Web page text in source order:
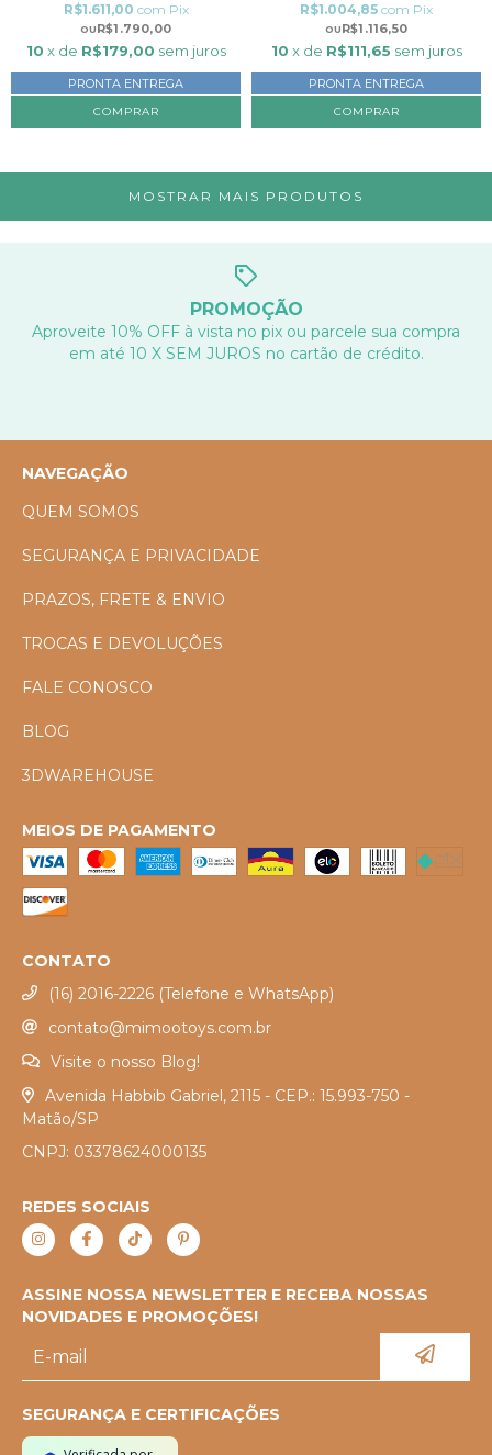
R$1.790,00
R$1.611,00 com Pix
10 x de R$179,00 sem juros
PRONTA ENTREGA
R$1.116,50
R$1.004,85 com Pix
10 x de R$111,65 sem juros
PRONTA ENTREGA
MOSTRAR MAIS PRODUTOS
PROMOÇÃO
Aproveite 10% OFF à vista no pix ou parcele sua compra
em até 10 X SEM JUROS no cartão de crédito.
NAVEGAÇÃO
QUEM SOMOS
SEGURANÇA E PRIVACIDADE
PRAZOS, FRETE & ENVIO
TROCAS E DEVOLUÇÕES
FALE CONOSCO
BLOG
3DWAREHOUSE
MEIOS DE PAGAMENTO
CONTATO
(16) 2016-2226 (Telefone e WhatsApp)
contato@mimootoys.com.br
Visite o nosso Blog!
Avenida Habbib Gabriel, 2115 - CEP.: 15.993-750 -
Matão/SP
CNPJ: 03378624000135
REDES SOCIAIS
ASSINE NOSSA NEWSLETTER E RECEBA NOSSAS
NOVIDADES E PROMOÇÕES!
SEGURANÇA E CERTIFICAÇÕES